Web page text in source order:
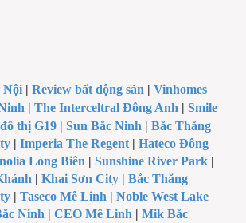
Nội |Review bất động sản |Vinhomes
|The Interceltral Đông Anh |Smile
thị G19 |Sun Bắc Ninh |Bắc Thăng
|Imperia The Regent |Hateco Đông
Long Biên |Sunshine River Park |
|Khai Sơn City |Bắc Thăng
|Taseco Mê Linh |Noble West Lake
Ninh |CEO Mê Linh |Mik Bắc